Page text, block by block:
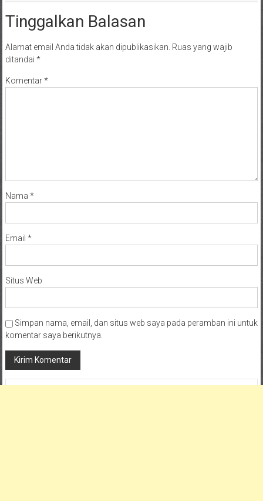
Tinggalkan Balasan
Alamat email Anda tidak akan dipublikasikan. Ruas yang wajib
ditandai *
Komentar*
Nama *
Email *
Situs Web
Simpan nama, email, dan situs web saya pada peramban ini untuk
komentar saya berikutnya.